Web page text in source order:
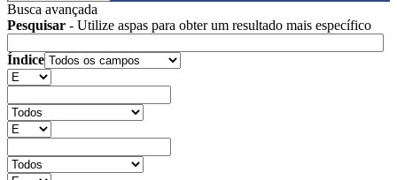
Busca avançada
Pesquisar - Utilize aspas para obter um resultado mais específico
Índice